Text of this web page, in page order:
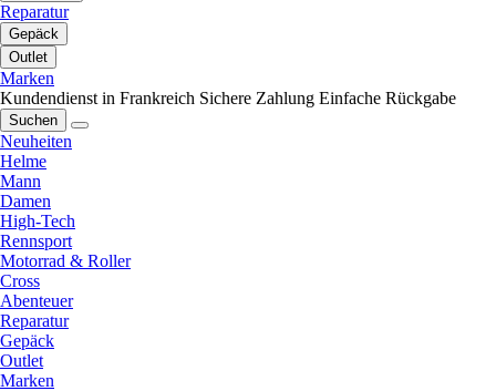
Reparatur
Gepäck
Outlet
Marken
Kundendienst in Frankreich Sichere Zahlung Einfache Rückgabe
Suchen
Neuheiten
Helme
Mann
Damen
High-Tech
Rennsport
Motorrad & Roller
Cross
Abenteuer
Reparatur
Gepäck
Outlet
Marken